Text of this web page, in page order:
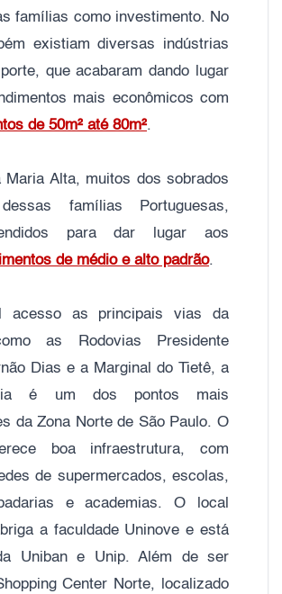
famílias como investimento. No
existiam diversas indústrias
que acabaram dando lugar
mais econômicos com
de 50m² até 80m².
Maria Alta, muitos dos sobrados
famílias Portuguesas,
para dar lugar aos
de médio e alto padrão.
acesso as principais vias da
as Rodovias Presidente
Dias e a Marginal do Tietê, a
é um dos pontos mais
da Zona Norte de São Paulo. O
boa infraestrutura, com
de supermercados, escolas,
e academias. O local
a faculdade Uninove e está
Uniban e Unip. Além de ser
Center Norte, localizado